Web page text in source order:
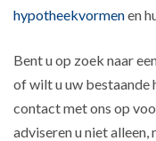
hypotheekvormenen
Bent u op zoek naar
of wilt u uw bestaande
contact met ons op
adviseren u niet